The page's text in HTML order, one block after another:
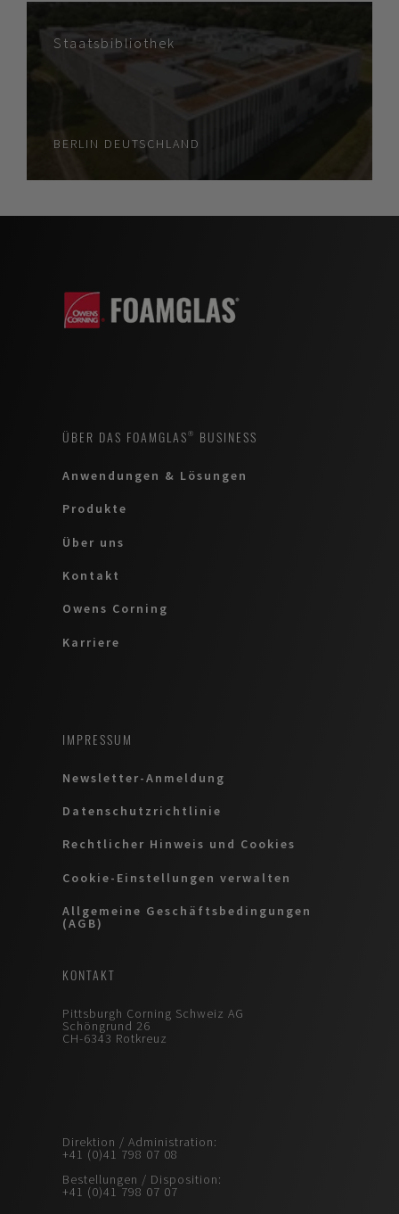
Staatsbibliothek
BERLIN DEUTSCHLAND
ÜBER DAS FOAMGLAS® BUSINESS
Anwendungen & Lösungen
Produkte
Über uns
Kontakt
Owens Corning
Karriere
IMPRESSUM
Newsletter-Anmeldung
Datenschutzrichtlinie
Rechtlicher Hinweis und Cookies
Cookie-Einstellungen verwalten
Allgemeine Geschäftsbedingungen
(AGB)
KONTAKT
Pittsburgh Corning Schweiz AG
Schöngrund 26
CH-6343 Rotkreuz
Direktion / Administration:
+41 (0)41 798 07 08
Bestellungen / Disposition:
+41 (0)41 798 07 07